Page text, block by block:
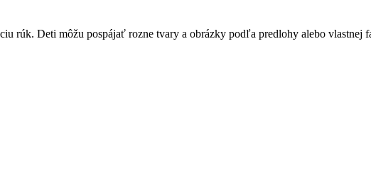
rúk. Deti môžu pospájať rozne tvary a obrázky podľa predlohy alebo vlastnej